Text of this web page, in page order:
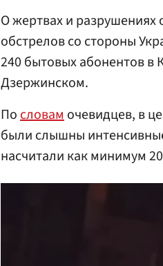
О жертвах и разрушениях
обстрелов со стороны
240 бытовых абонентов
Дзержинском.
Пословамочевидцев, в
были слышны
насчитали как минимум